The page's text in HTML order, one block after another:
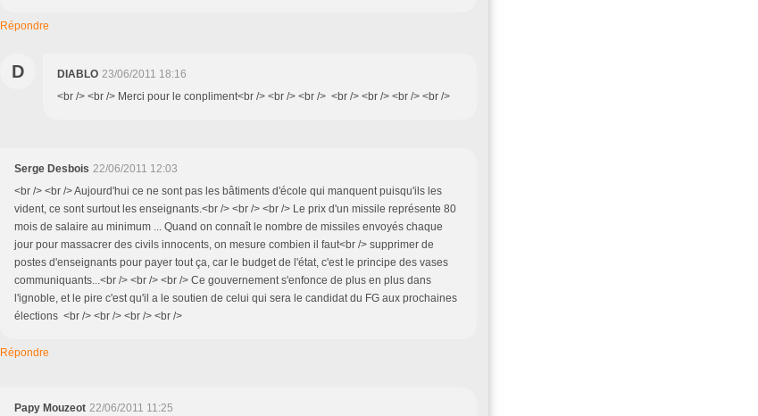
Répondre
D DIABLO 23/06/2011 18:16
<br /> <br /> Merci pour le conpliment<br /> <br /> <br /> <br /> <br /> <br /> <br />
Serge Desbois 22/06/2011 12:03
<br /> <br /> Aujourd'hui ce ne sont pas les bâtiments d'école qui manquent puisqu'ils les
vident, ce sont surtout les enseignants.<br /> <br /> <br /> Le prix d'un missile représente 80
mois de salaire au minimum ... Quand on connaît le nombre de missiles envoyés chaque
jour pour massacrer des civils innocents, on mesure combien il faut<br /> supprimer de
postes d'enseignants pour payer tout ça, car le budget de l'état, c'est le principe des vases
communiquants...<br /> <br /> <br /> Ce gouvernement s'enfonce de plus en plus dans
l'ignoble, et le pire c'est qu'il a le soutien de celui qui sera le candidat du FG aux prochaines
élections <br /> <br /> <br /> <br />
Répondre
Papy Mouzeot 22/06/2011 11:25